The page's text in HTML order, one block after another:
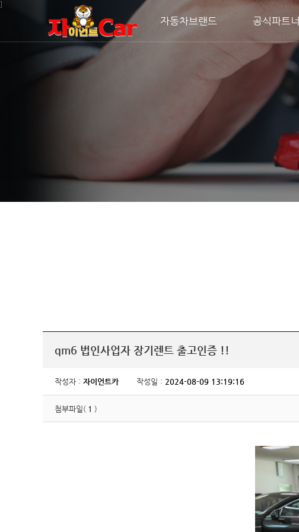
주메뉴 바로가기
컨텐츠 바로가기
자동차브랜드 공식파트너
]
qm6 법인사업자 장기렌트 출고인증 !!
작성자 : 자이언트카 작성일 : 2024-08-09 13:19:16
첨부파일( 1 )